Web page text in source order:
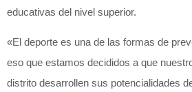
educativas del nivel superior.
«El deporte es una de las formas de
eso que estamos decididos a que
distrito desarrollen sus potencialidades